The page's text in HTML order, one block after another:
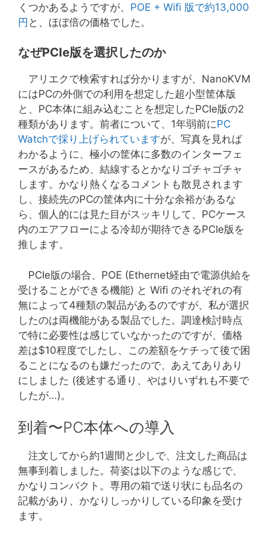
くつかあるようですが、 POE + Wifi 版で約13,000
円 と、ほぼ倍の価格でした。
なぜPCIe版を選択したのか
アリエクで検索すれば分かりますが、NanoKVM
にはPCの外側での利用を想定した超小型筐体版
と、PC本体に組み込むことを想定したPCIe版の2
種類があります。前者について、1年弱前にPC
Watchで採り上げられていますが、写真を見れば
わかるように、極小の筐体に多数のインターフェ
ースがあるため、結線するとかなりゴチャゴチャ
します。かなり熱くなるコメントも散見されます
し、接続先のPCの筐体内に十分な余裕があるな
ら、個人的には見た目がスッキリして、PCケース
内のエアフローによる冷却が期待できるPCIe版を
推します。
PCIe版の場合、POE (Ethernet経由で電源供給を
受けることができる機能) と Wifi のそれぞれの有
無によって4種類の製品があるのですが、私が選択
したのは両機能がある製品でした。調達検討時点
で特に必要性は感じていなかったのですが、価格
差は$10程度でしたし、この差額をケチって後で困
ることになるのも嫌だったので、あえてありあり
にしました (後述する通り、やはりいずれも不要で
したが…)。
到着〜PC本体への導入
注文してから約1週間と少しで、注文した商品は
無事到着しました。荷姿は以下のような感じで、
かなりコンパクト。専用の箱で送り状にも品名の
記載があり、かなりしっかりしている印象を受け
ます。